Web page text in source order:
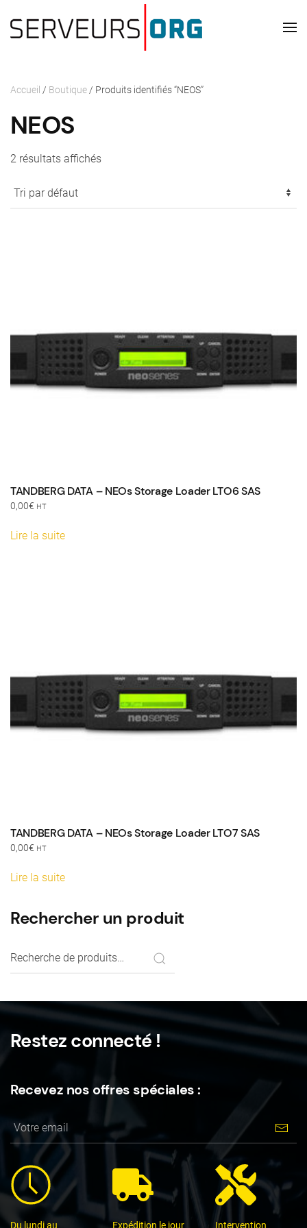
Skip to main content
Accueil / Boutique / Produits identifiés “NEOS”
NEOS
2 résultats affichés
TANDBERG DATA – NEOs Storage Loader LTO6 SAS
0,00€ HT
Lire la suite
TANDBERG DATA – NEOs Storage Loader LTO7 SAS
0,00€ HT
Lire la suite
Rechercher un produit
Recherche
Restez connecté !
Recevez nos offres spéciales :
Du lundi au Expédition le jour Intervention